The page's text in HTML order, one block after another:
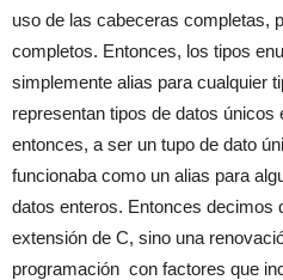
uso de las cabeceras completas,
completos. Entonces, los tipos
simplemente alias para cualquier
representan tipos de datos únicos
entonces, a ser un tupo de dato
funcionaba como un alias para
datos enteros. Entonces decimos
extensión de C, sino una
programación con factores que